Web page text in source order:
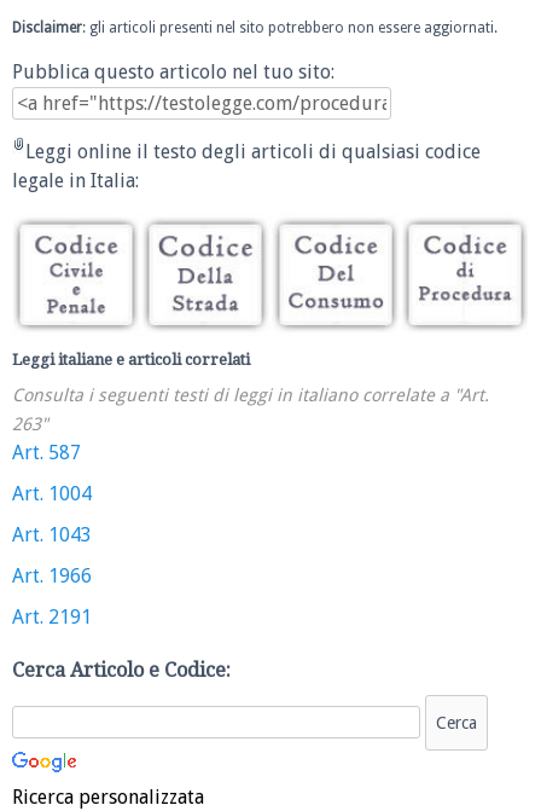
Disclaimer: gli articoli presenti nel sito potrebbero non essere aggiornati.
Pubblica questo articolo nel tuo sito:
Leggi online il testo degli articoli di qualsiasi codice
legale in Italia:
Leggi italiane e articoli correlati
Consulta i seguenti testi di leggi in italiano correlate a "Art.
263"
Art. 587
Art. 1004
Art. 1043
Art. 1966
Art. 2191
Cerca Articolo e Codice:
Ricerca personalizzata